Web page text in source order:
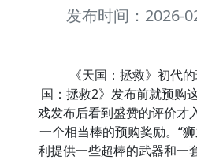
发布时间：2026-
《天国：拯救》初代
国：拯救2》发布前就预购
戏发布后看到盛赞的评价才
一个相当棒的预购奖励。“
利提供一些超棒的武器和